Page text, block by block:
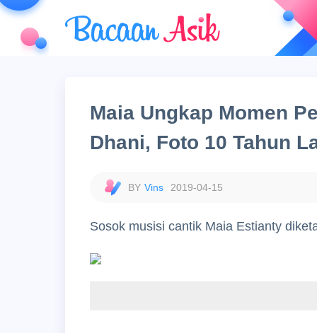
Maia Ungkap Momen
Dhani, Foto 10 Tahun
Vins 2019-04-15
Sosok musisi cantik Maia Estianty